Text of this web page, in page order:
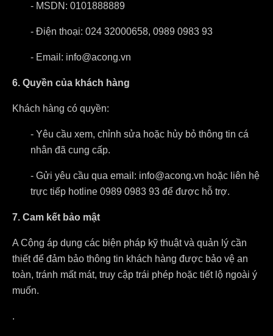
- MSDN: 0101888889
- Điện thoại: 024 32000658, 0989 0983 93
- Email: info@acong.vn
6. Quyền của khách hàng
Khách hàng có quyền:
- Yêu cầu xem, chỉnh sửa hoặc hủy bỏ thông tin cá
nhân đã cung cấp.
- Gửi yêu cầu qua email: info@acong.vn hoặc liên hệ
trực tiếp hotline 0989 0983 93 để được hỗ trợ.
7. Cam kết bảo mật
A Cộng áp dụng các biện pháp kỹ thuật và quản lý cần
thiết để đảm bảo thông tin khách hàng được bảo vệ an
toàn, tránh mất mát, truy cập trái phép hoặc tiết lộ ngoài ý
muốn.
.